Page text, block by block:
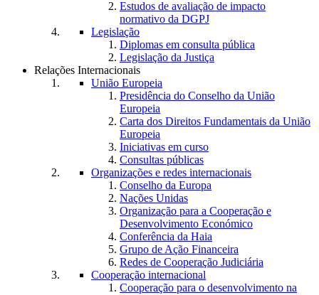
Estudos de avaliação de impacto
normativo da DGPJ
Legislação
Diplomas em consulta pública
Legislação da Justiça
Relações Internacionais
União Europeia
Presidência do Conselho da União
Europeia
Carta dos Direitos Fundamentais da União
Europeia
Iniciativas em curso
Consultas públicas
Organizações e redes internacionais
Conselho da Europa
Nações Unidas
Organização para a Cooperação e
Desenvolvimento Económico
Conferência da Haia
Grupo de Ação Financeira
Redes de Cooperação Judiciária
Cooperação internacional
Cooperação para o desenvolvimento na